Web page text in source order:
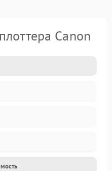
Canon